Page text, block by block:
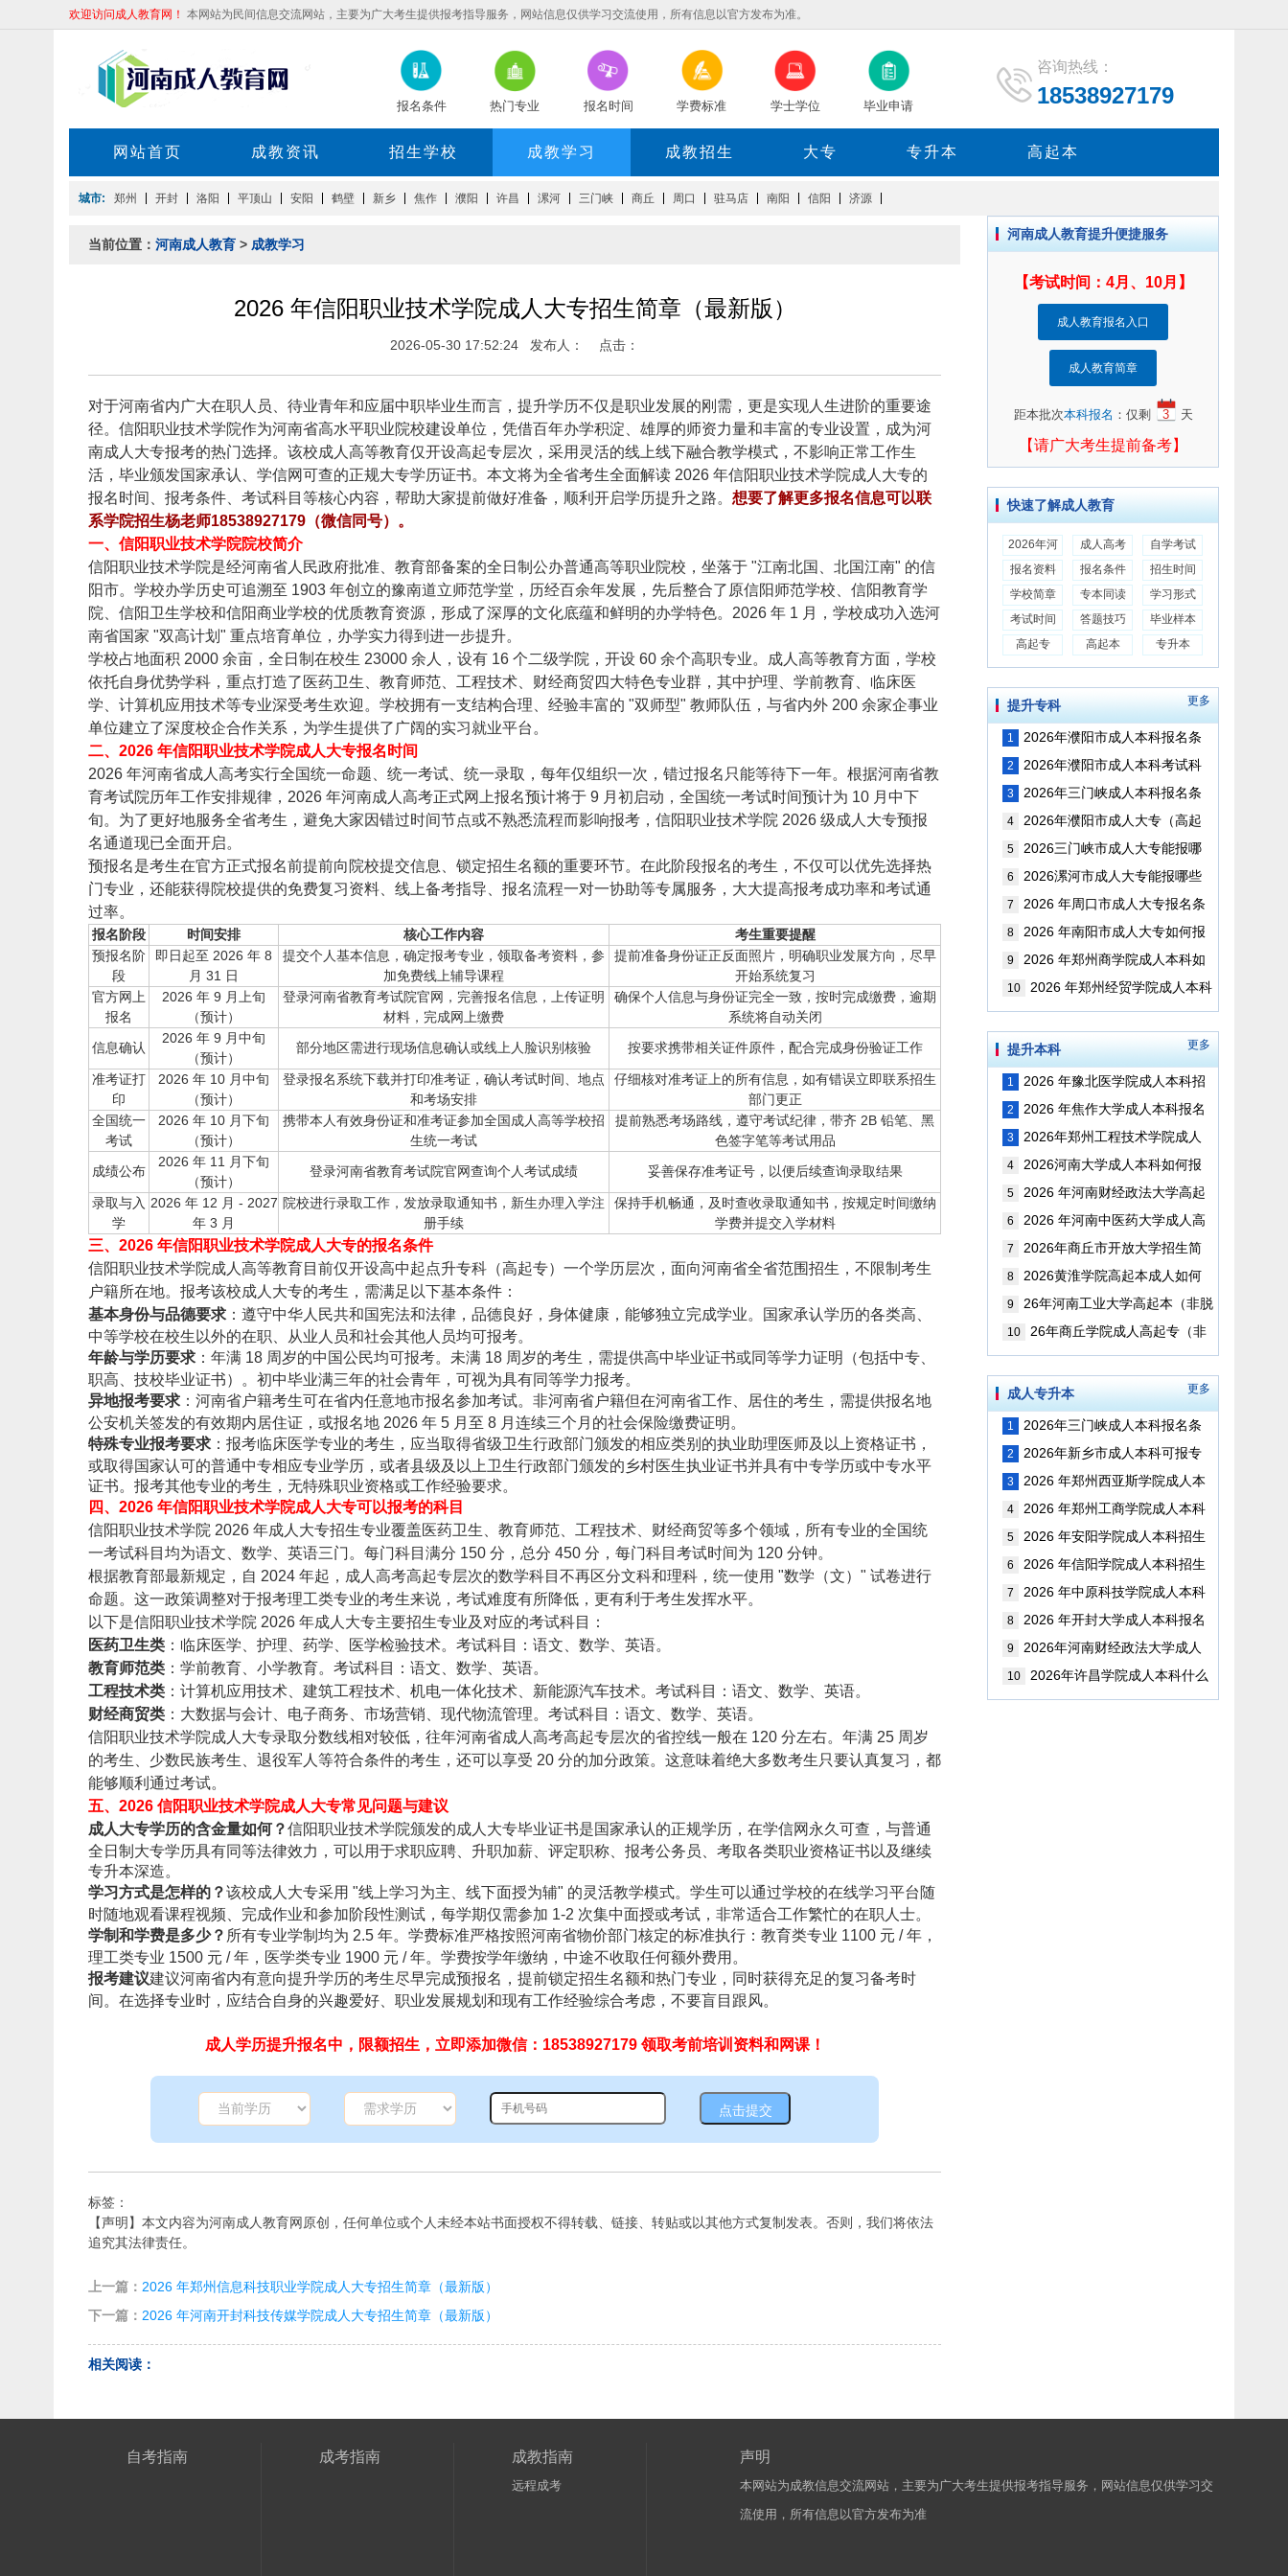
欢迎访问成人教育网！ 本网站为民间信息交流网站，主要为广大考生提供报考指导服务，网站信息仅供学习交流使用，所有信息以官方发布为准。
报名条件 热门专业 报名时间 学费标准 学士学位 毕业申请
咨询热线：
18538927179
网站首页 成教资讯 招生学校 成教学习 成教招生 大专 专升本 高起本
城市: 郑州 开封 洛阳 平顶山 安阳 鹤壁 新乡 焦作 濮阳 许昌 漯河 三门峡 商丘 周口 驻马店 南阳 信阳 济源
当前位置： 河南成人教育 > 成教学习
2026 年信阳职业技术学院成人大专招生简章（最新版）
2026-05-30 17:52:24 发布人： 点击：
对于河南省内广大在职人员、待业青年和应届中职毕业生而言，提升学历不仅是职业发展的刚需，更是实现人生进阶的重要途
径。信阳职业技术学院作为河南省高水平职业院校建设单位，凭借百年办学积淀、雄厚的师资力量和丰富的专业设置，成为河
南成人大专报考的热门选择。该校成人高等教育仅开设高起专层次，采用灵活的线上线下融合教学模式，不影响正常工作生
活，毕业颁发国家承认、学信网可查的正规大专学历证书。本文将为全省考生全面解读 2026 年信阳职业技术学院成人大专的
报名时间、报考条件、考试科目等核心内容，帮助大家提前做好准备，顺利开启学历提升之路。 想要了解更多报名信息可以联
系学院招生杨老师18538927179（微信同号）。
一、信阳职业技术学院院校简介
信阳职业技术学院是经河南省人民政府批准、教育部备案的全日制公办普通高等职业院校，坐落于 "江南北国、北国江南" 的信
阳市。学校办学历史可追溯至 1903 年创立的豫南道立师范学堂，历经百余年发展，先后整合了原信阳师范学校、信阳教育学
院、信阳卫生学校和信阳商业学校的优质教育资源，形成了深厚的文化底蕴和鲜明的办学特色。2026 年 1 月，学校成功入选河
南省国家 "双高计划" 重点培育单位，办学实力得到进一步提升。
学校占地面积 2000 余亩，全日制在校生 23000 余人，设有 16 个二级学院，开设 60 余个高职专业。成人高等教育方面，学校
依托自身优势学科，重点打造了医药卫生、教育师范、工程技术、财经商贸四大特色专业群，其中护理、学前教育、临床医
学、计算机应用技术等专业深受考生欢迎。学校拥有一支结构合理、经验丰富的 "双师型" 教师队伍，与省内外 200 余家企事业
单位建立了深度校企合作关系，为学生提供了广阔的实习就业平台。
二、2026 年信阳职业技术学院成人大专报名时间
2026 年河南省成人高考实行全国统一命题、统一考试、统一录取，每年仅组织一次，错过报名只能等待下一年。根据河南省教
育考试院历年工作安排规律，2026 年河南成人高考正式网上报名预计将于 9 月初启动，全国统一考试时间预计为 10 月中下
旬。为了更好地服务全省考生，避免大家因错过时间节点或不熟悉流程而影响报考，信阳职业技术学院 2026 级成人大专预报
名通道现已全面开启。
预报名是考生在官方正式报名前提前向院校提交信息、锁定招生名额的重要环节。在此阶段报名的考生，不仅可以优先选择热
门专业，还能获得院校提供的免费复习资料、线上备考指导、报名流程一对一协助等专属服务，大大提高报考成功率和考试通
过率。
报名阶段 时间安排 核心工作内容
考生重要提醒
预报名阶
段
即日起至 2026 年 8
月 31 日
提交个人基本信息，确定报考专业，领取备考资料，参
加免费线上辅导课程
提前准备身份证正反面照片，明确职业发展方向，尽早
开始系统复习
官方网上
报名
2026 年 9 月上旬
（预计）
登录河南省教育考试院官网，完善报名信息，上传证明
材料，完成网上缴费
确保个人信息与身份证完全一致，按时完成缴费，逾期
系统将自动关闭
信息确认
2026 年 9 月中旬
（预计）
部分地区需进行现场信息确认或线上人脸识别核验 按要求携带相关证件原件，配合完成身份验证工作
准考证打
印
2026 年 10 月中旬
（预计）
登录报名系统下载并打印准考证，确认考试时间、地点
和考场安排
仔细核对准考证上的所有信息，如有错误立即联系招生
部门更正
全国统一
考试
2026 年 10 月下旬
（预计）
携带本人有效身份证和准考证参加全国成人高等学校招
生统一考试
提前熟悉考场路线，遵守考试纪律，带齐 2B 铅笔、黑
色签字笔等考试用品
成绩公布
2026 年 11 月下旬
（预计）
登录河南省教育考试院官网查询个人考试成绩 妥善保存准考证号，以便后续查询录取结果
录取与入
学
2026 年 12 月 - 2027
年 3 月
院校进行录取工作，发放录取通知书，新生办理入学注
册手续
保持手机畅通，及时查收录取通知书，按规定时间缴纳
学费并提交入学材料
三、2026 年信阳职业技术学院成人大专的报名条件
信阳职业技术学院成人高等教育目前仅开设高中起点升专科（高起专）一个学历层次，面向河南省全省范围招生，不限制考生
户籍所在地。报考该校成人大专的考生，需满足以下基本条件：
基本身份与品德要求 ：遵守中华人民共和国宪法和法律，品德良好，身体健康，能够独立完成学业。国家承认学历的各类高、
中等学校在校生以外的在职、从业人员和社会其他人员均可报考。
年龄与学历要求 ：年满 18 周岁的中国公民均可报考。未满 18 周岁的考生，需提供高中毕业证书或同等学力证明（包括中专、
职高、技校毕业证书）。初中毕业满三年的社会青年，可视为具有同等学力报考。
异地报考要求 ：河南省户籍考生可在省内任意地市报名参加考试。非河南省户籍但在河南省工作、居住的考生，需提供报名地
公安机关签发的有效期内居住证，或报名地 2026 年 5 月至 8 月连续三个月的社会保险缴费证明。
特殊专业报考要求 ：报考临床医学专业的考生，应当取得省级卫生行政部门颁发的相应类别的执业助理医师及以上资格证书，
或取得国家认可的普通中专相应专业学历，或者县级及以上卫生行政部门颁发的乡村医生执业证书并具有中专学历或中专水平
证书。报考其他专业的考生，无特殊职业资格或工作经验要求。
四、2026 年信阳职业技术学院成人大专可以报考的科目
信阳职业技术学院 2026 年成人大专招生专业覆盖医药卫生、教育师范、工程技术、财经商贸等多个领域，所有专业的全国统
一考试科目均为语文、数学、英语三门。每门科目满分 150 分，总分 450 分，每门科目考试时间为 120 分钟。
根据教育部最新规定，自 2024 年起，成人高考高起专层次的数学科目不再区分文科和理科，统一使用 "数学（文）" 试卷进行
命题。这一政策调整对于报考理工类专业的考生来说，考试难度有所降低，更有利于考生发挥水平。
以下是信阳职业技术学院 2026 年成人大专主要招生专业及对应的考试科目：
医药卫生类 ：临床医学、护理、药学、医学检验技术。考试科目：语文、数学、英语。
教育师范类 ：学前教育、小学教育。考试科目：语文、数学、英语。
工程技术类 ：计算机应用技术、建筑工程技术、机电一体化技术、新能源汽车技术。考试科目：语文、数学、英语。
财经商贸类 ：大数据与会计、电子商务、市场营销、现代物流管理。考试科目：语文、数学、英语。
信阳职业技术学院成人大专录取分数线相对较低，往年河南省成人高考高起专层次的省控线一般在 120 分左右。年满 25 周岁
的考生、少数民族考生、退役军人等符合条件的考生，还可以享受 20 分的加分政策。这意味着绝大多数考生只要认真复习，都
能够顺利通过考试。
五、2026 信阳职业技术学院成人大专常见问题与建议
成人大专学历的含金量如何？信阳职业技术学院颁发的成人大专毕业证书是国家承认的正规学历，在学信网永久可查，与普通
全日制大专学历具有同等法律效力，可以用于求职应聘、升职加薪、评定职称、报考公务员、考取各类职业资格证书以及继续
专升本深造。
学习方式是怎样的？该校成人大专采用 "线上学习为主、线下面授为辅" 的灵活教学模式。学生可以通过学校的在线学习平台随
时随地观看课程视频、完成作业和参加阶段性测试，每学期仅需参加 1-2 次集中面授或考试，非常适合工作繁忙的在职人士。
学制和学费是多少？ 所有专业学制均为 2.5 年。学费标准严格按照河南省物价部门核定的标准执行：教育类专业 1100 元 / 年，
理工类专业 1500 元 / 年，医学类专业 1900 元 / 年。学费按学年缴纳，中途不收取任何额外费用。
报考建议建议河南省内有意向提升学历的考生尽早完成预报名，提前锁定招生名额和热门专业，同时获得充足的复习备考时
间。在选择专业时，应结合自身的兴趣爱好、职业发展规划和现有工作经验综合考虑，不要盲目跟风。
成人学历提升报名中，限额招生，立即添加微信：18538927179 领取考前培训资料和网课！
标签：
【声明】本文内容为河南成人教育网原创，任何单位或个人未经本站书面授权不得转载、链接、转贴或以其他方式复制发表。否则，我们将依法
追究其法律责任。
上一篇： 2026 年郑州信息科技职业学院成人大专招生简章（最新版）
下一篇： 2026 年河南开封科技传媒学院成人大专招生简章（最新版）
相关阅读：
河南成人教育提升便捷服务
【考试时间：4月、10月】
成人教育报名入口
成人教育简章
距本批次本科报名 ：仅剩 3 天
【请广大考生提前备考】
快速了解成人教育
2026年河 成人高考
自学考试
报名资料
报名条件
招生时间
学校简章
专本同读
学习形式
考试时间
答题技巧
毕业样本
高起专
高起本 专升本
提升专科 更多
1
2026年濮阳市成人本科报名条
件以及考试内容是？（最新版）
2
2026年濮阳市成人本科考试科
目以及考试内容（最新版）
3
2026年三门峡成人本科报名条
件以及考试内容（最新版）
4
2026年濮阳市成人大专（高起
专）报名条件考试内容是？（最新
版）
5
2026三门峡市成人大专能报哪
些专业 以及考试科目（最新版）
6
2026漯河市成人大专能报哪些
专业以及考试科目（最新版）
7
2026 年周口市成人大专报名条
件考试科目是？（最新版）
8
2026 年南阳市成人大专如何报
名？考试科目是？（最新版）
9
2026 年郑州商学院成人本科如
何报名（更新版）
10
2026 年郑州经贸学院成人本科
如何报名（最新版）
提升本科 更多
1
2026 年豫北医学院成人本科招
生简章（最新版）
2
2026 年焦作大学成人本科报名
时间、报名条件及考试科目指南
（更新版）
3
2026年郑州工程技术学院成人
高考报名时间，考试科目和如何考
取学位证？（更新版）
4
2026河南大学成人本科如何报
名？可以报考哪些专业？（最新
版）
5
2026 年河南财经政法大学高起
本招生简章（更新版）
6
2026 年河南中医药大学成人高
起本招生简章（最新版）
7
2026年商丘市开放大学招生简
章（最新版）
8
2026黄淮学院高起本成人如何
报名？考试科目是？(最新版)
9
26年河南工业大学高起本（非脱
产）报名条件是？可以报考哪些专
科？（最新版）
10
26年商丘学院成人高起专（非
脱产）如何报名？可以报考哪些专
业?
成人专升本
更多
1
2026年三门峡成人本科报名条
件以及考试科目是？（最新版）
2
2026年新乡市成人本科可报专
业与考试科目（最新版）
3
2026 年郑州西亚斯学院成人本
科招生简章（最新版）
4
2026 年郑州工商学院成人本科
招生简章（最新版）
5
2026 年安阳学院成人本科招生
简章（最新版）
6
2026 年信阳学院成人本科招生
简章（最新版）
7
2026 年中原科技学院成人本科
招生简章（最新版）
8
2026 年开封大学成人本科报名
时间、考试科目及学位证考取全指
南（更新版）
9
2026年河南财经政法大学成人
本科报名时间，考试科目和如何考
取学位证？（更新版）
10
2026年许昌学院成人本科什么
时候报名？报名条件是？(最新版)
自考指南 成考指南 成教指南
远程成考
声明
本网站为成教信息交流网站，主要为广大考生提供报考指导服务，网站信息仅供学习交
流使用，所有信息以官方发布为准